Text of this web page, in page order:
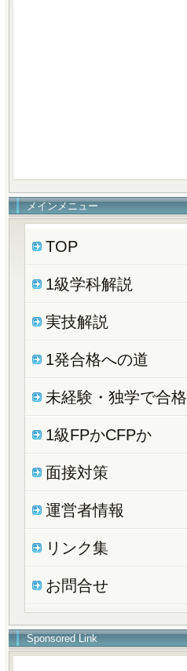
メインメニュー
TOP
1級学科解説
実技解説
1発合格への道
未経験・独学で合格
1級FPかCFPか
面接対策
運営者情報
リンク集
お問合せ
Sponsored Link